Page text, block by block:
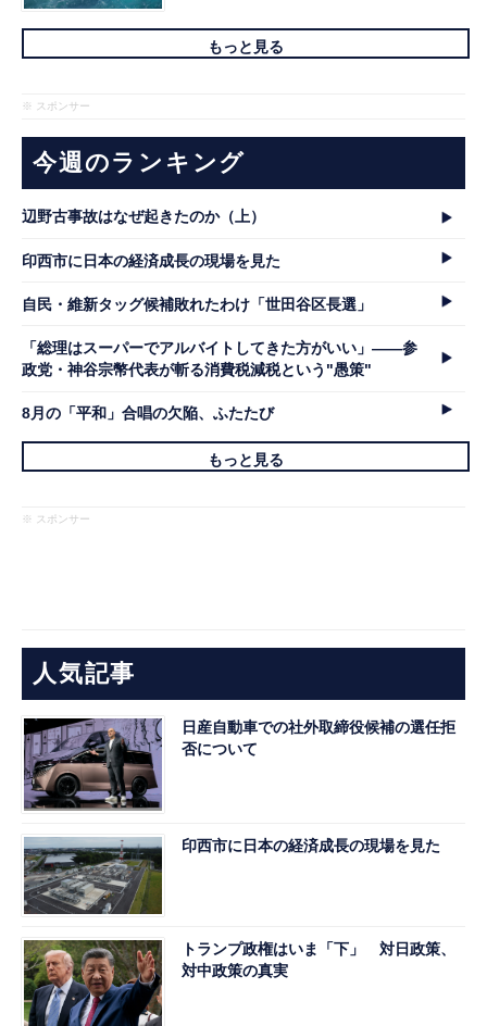
もっと見る
※ スポンサー
今週のランキング
辺野古事故はなぜ起きたのか（上）
印西市に日本の経済成長の現場を見た
自民・維新タッグ候補敗れたわけ「世田谷区長選」
「総理はスーパーでアルバイトしてきた方がいい」――参
政党・神谷宗幣代表が斬る消費税減税という"愚策"
8月の「平和」合唱の欠陥、ふたたび
もっと見る
※ スポンサー
人気記事
日産自動車での社外取締役候補の選任拒
否について
印西市に日本の経済成長の現場を見た
トランプ政権はいま「下」 対日政策、
対中政策の真実